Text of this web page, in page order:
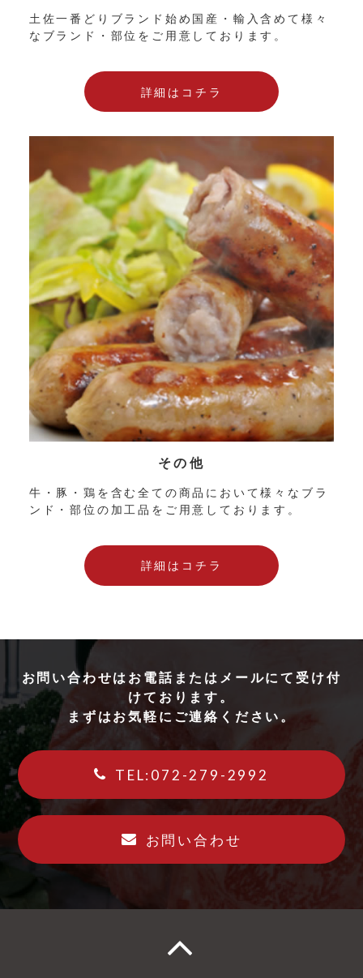
土佐一番どりブランド始め国産・輸入含めて様々
なブランド・部位をご用意しております。
詳細はコチラ
その他
牛・豚・鶏を含む全ての商品において様々なブラ
ンド・部位の加工品をご用意しております。
詳細はコチラ
お問い合わせはお電話またはメールにて受け付
けております。
まずはお気軽にご連絡ください。
TEL:072-279-2992
お問い合わせ